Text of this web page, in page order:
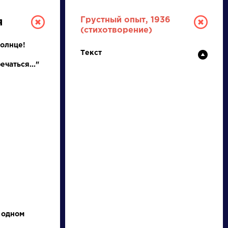
ЕГЭ
одном
Грустный опыт, 1936
(стихотворение)
Текст